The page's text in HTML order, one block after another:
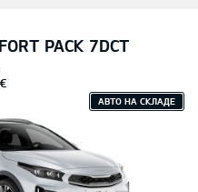
PACK 7DCT
АВТО НА СКЛАДЕ